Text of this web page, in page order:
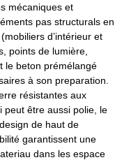
mécaniques et
pas structurals en
d’intérieur et
points de lumière,
le beton prémélangé
à son preparation.
résistantes aux
peut être aussi polie, le
de haut de
garantissent une
dans les espace